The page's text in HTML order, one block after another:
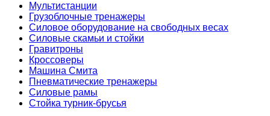
Мультистанции
Грузоблочные тренажеры
Силовое оборудование на свободных весах
Силовые скамьи и стойки
Гравитроны
Кроссоверы
Машина Смита
Пневматические тренажеры
Силовые рамы
Стойка турник-брусья